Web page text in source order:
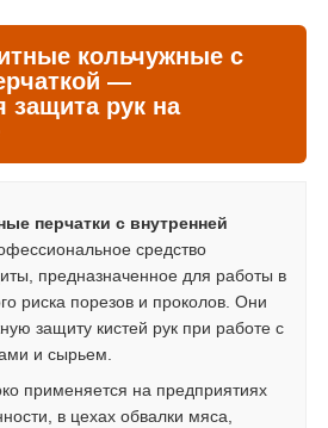
кольчужные с
—
защита рук на
перчатки с внутренней
средство
предназначенное для работы в
риска порезов и проколов. Они
защиту кистей рук при работе с
и сырьем.
применяется на предприятиях
в цехах обвалки мяса,